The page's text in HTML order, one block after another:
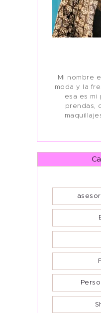
Mi nombre
moda y la
esa es mi
prendas,